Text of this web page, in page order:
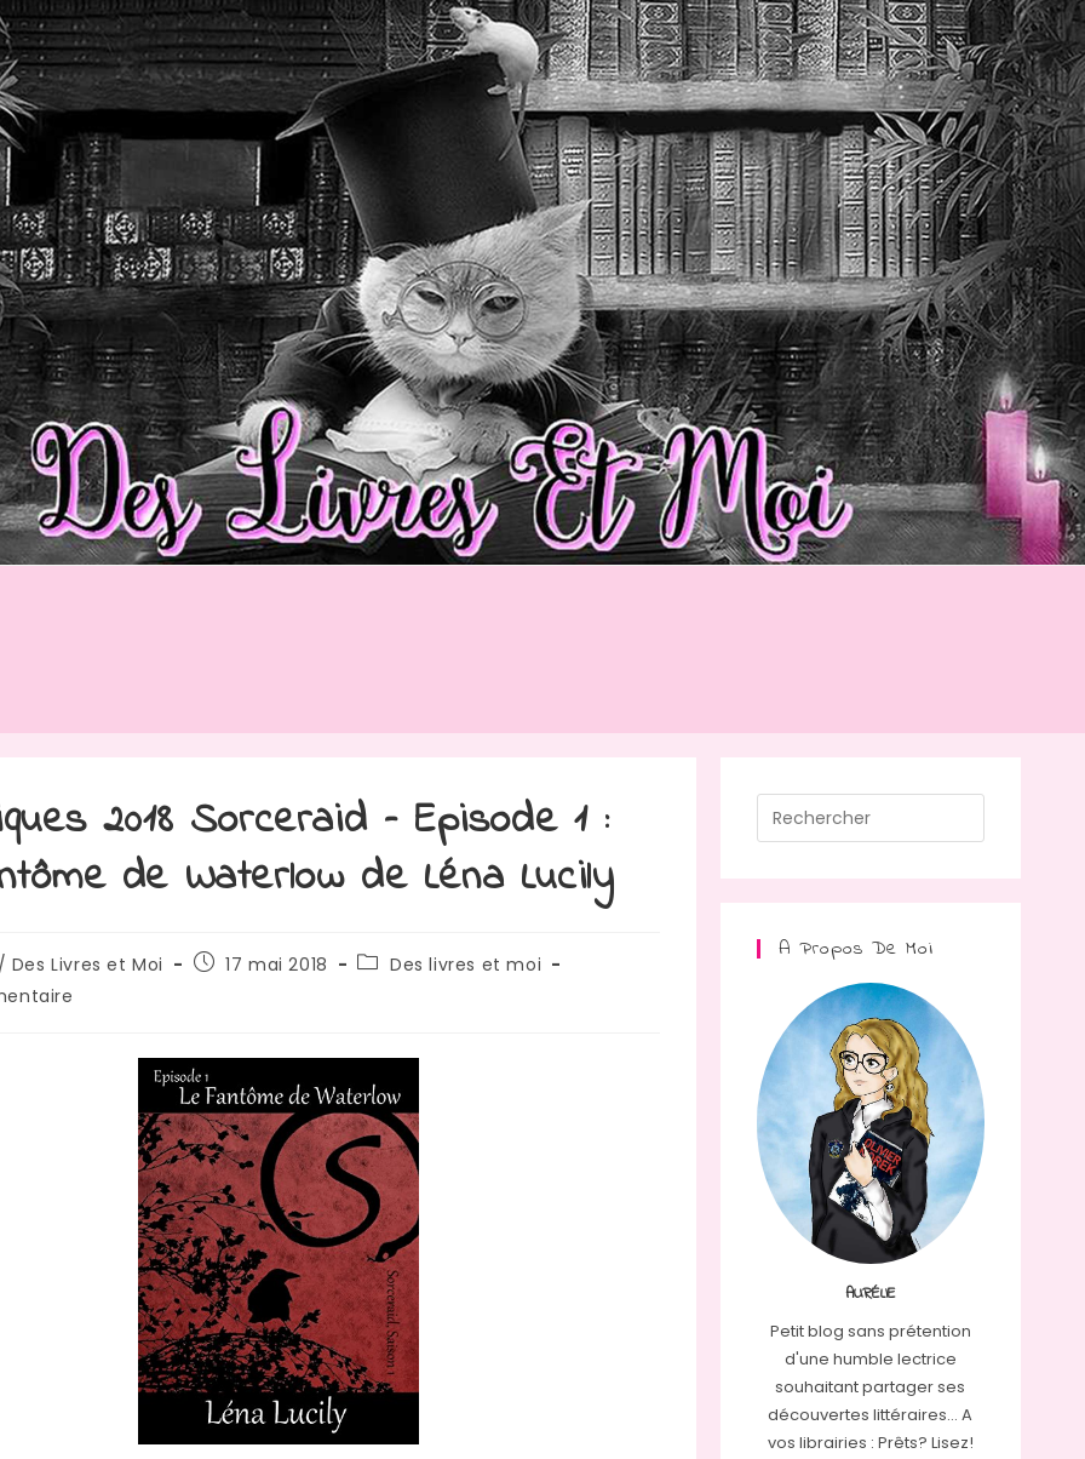
2018 Sorceraid – Episode 1 :
de Waterlow de Léna Lucily
Des Livres et Moi
Publication
17 mai 2018
PostDes livres et moi
Escape
A Propos De Moi
AURÉLIE
Petit blog sans prétention
d'une humble lectrice
souhaitant partager ses
découvertes littéraires... A
vos librairies : Prêts? Lisez!